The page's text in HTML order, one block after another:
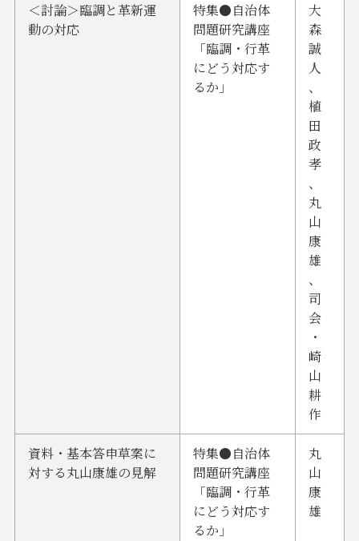
＜討論＞臨調と革新運
動の対応
特集●自治体
問題研究講座
「臨調・行革
にどう対応す
るか」
大
森
誠
人
、
植
田
政
孝
、
丸
山
康
雄
、
司
会
・
崎
山
耕
作
資料・基本答申草案に
対する丸山康雄の見解
特集●自治体
問題研究講座
「臨調・行革
にどう対応す
るか」
丸
山
康
雄